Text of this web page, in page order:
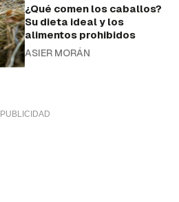
¿Qué comen los caballos?
Su dieta ideal y los
alimentos prohibidos
ASIER MORÁN